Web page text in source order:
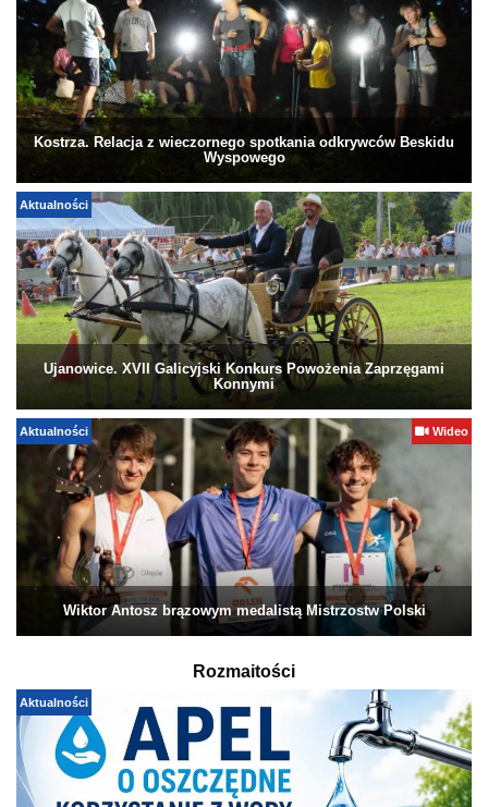
Kostrza. Relacja z wieczornego spotkania odkrywców Beskidu
Wyspowego
Aktualności
Ujanowice. XVII Galicyjski Konkurs Powożenia Zaprzęgami
Konnymi
Aktualności Wideo
Wiktor Antosz brązowym medalistą Mistrzostw Polski
Rozmaitości
Aktualności